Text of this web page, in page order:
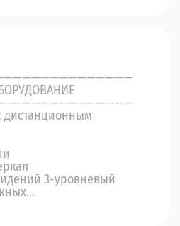
дистанционным
3-уровневый